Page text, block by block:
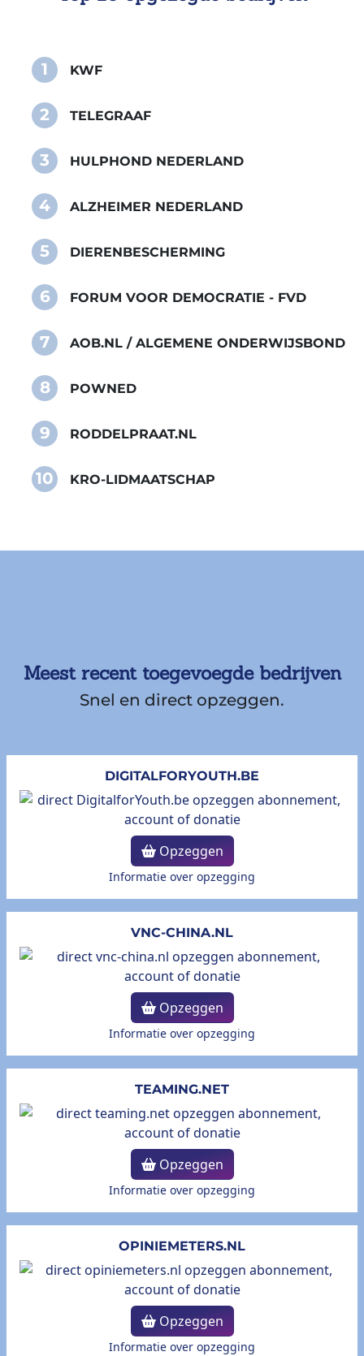
1 KWF
2 TELEGRAAF
3 HULPHOND NEDERLAND
4 ALZHEIMER NEDERLAND
5 DIERENBESCHERMING
6 FORUM VOOR DEMOCRATIE - FVD
7 AOB.NL / ALGEMENE ONDERWIJSBOND
8 POWNED
9 RODDELPRAAT.NL
10 KRO-LIDMAATSCHAP
Meest recent toegevoegde bedrijven
Snel en direct opzeggen.
DIGITALFORYOUTH.BE
Opzeggen
Informatie over opzegging
VNC-CHINA.NL
Opzeggen
Informatie over opzegging
TEAMING.NET
Opzeggen
Informatie over opzegging
OPINIEMETERS.NL
Opzeggen
Informatie over opzegging